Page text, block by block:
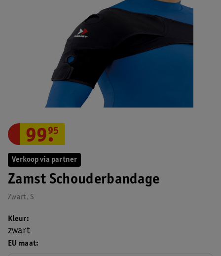
Verkoop via partner
Zamst Schouderbandage
Zwart, S
99.
95
EU maat
Kleur
zwart